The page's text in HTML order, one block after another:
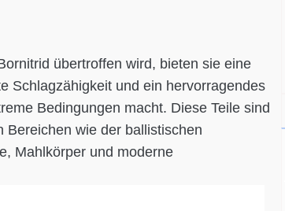
übertroffen wird, bieten sie eine
Schlagzähigkeit und ein hervorragendes
Bedingungen macht. Diese Teile sind
wie der ballistischen
Mahlkörper und moderne